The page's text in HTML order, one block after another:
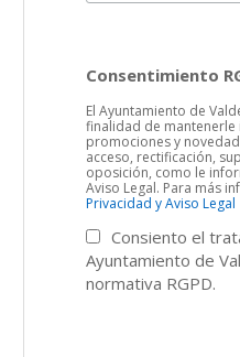
Consentimiento
El Ayuntamiento de
finalidad de
promociones y
acceso, rectificación,
oposición, como le
Aviso Legal. Para más
Privacidad y Aviso Legal
Consiento el
Ayuntamiento de
normativa RGPD.